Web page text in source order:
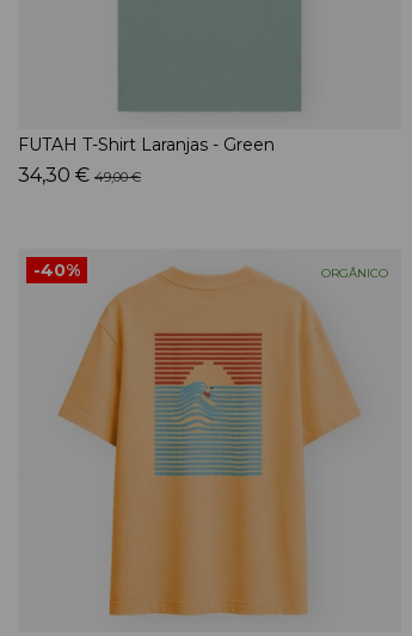
FUTAH T-Shirt Laranjas - Green
34,30 € 49,00 €
ORGÂNICO
-40%